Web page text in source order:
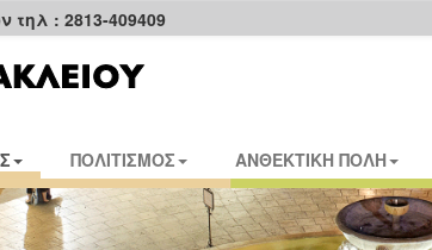
: 2813-409409
ΠΟΛΙΤΙΣΜΟΣ ΑΝΘΕΚΤΙΚΗ ΠΟΛΗ